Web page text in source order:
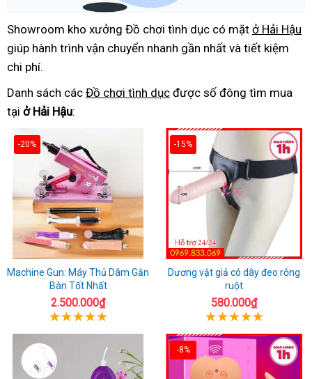
Showroom kho xưởng Đồ chơi tình dục có mặt ở Hải Hậu
giúp hành trình vận chuyển nhanh gần nhất và tiết kiệm
chi phí.
Danh sách các Đồ chơi tình dục được số đông tìm mua
tại ở Hải Hậu:
-20%
Machine Gun: Máy Thủ Dâm Gắn
Bàn Tốt Nhất
2.500.000₫
-15%
Dương vật giả có dây đeo rỗng
ruột
580.000₫
-8%